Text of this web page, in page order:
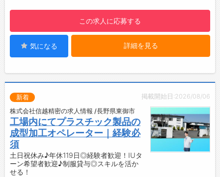
【社風】
・社員一人ひとりの個性を尊重し、働きがいを
感じられる職場環境です！
・品質を最優先に考え、変化に柔軟に対応する
す◎
・「人にやさしい」「地球にやさしい」をモッ
しています。
・長野県の「社員の子育て応援宣言」認定企業
として、男女問わず育児休暇を取得しやすい環
境づくりや、有給休暇の計画的取得、時間外労
働の削減を推進し、ワークライフバランスの向
この求人に応募する
気になる 詳細を見る
掲載開始日:2026/08/06
新着
株式会社信越精密の求人情報 /長野県東御市
工場内にてプラスチック製品の
成型加工オペレーター｜経験必
須
土日祝休み♪年休119日◎経験者歓迎！IUタ
ーン希望者歓迎♪制服貸与◎スキルを活か
せる！